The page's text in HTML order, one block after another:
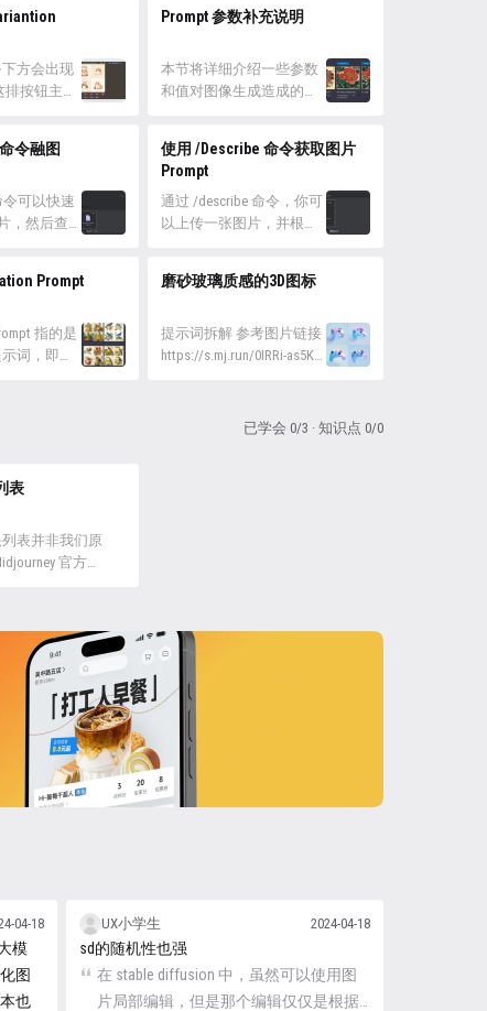
置会放一
以选择
模型的不
...
成图像的命令。 /ask 可在后输
图像结合成一幅，即我们常说的
融图。详情可看 使用 /Blend 命
方会出现
按钮主要
来，并超
体，使用该
为图片
重新
Prompt 参数补充说明
本节将详细介绍一些参数
和值对图像生成造成的影
到。 Quality 质量 --quality
或 --q 参数并不能增加图片
的分辨率，也就是并不会
让图片变得更清晰，它优
为 1 --qualit...
令融图
令可以快速
，然后查
使用
的效果，但
于在移动
使用 /Describe 命令获取图片
Prompt
通过 /describe 命令，你可
以上传一张图片，并根据
有启发性和提示性的
重新生成上载的图像。
/describe 返回上传图像的
Prompt
指的是
词，即用{
你可以使
磨砂玻璃质感的3D图标
提示词拆解 参考图片链接
https://s.mj.run/0IRRi-as5Kc
xbox控制器图标 主体细节
已学会 0/3 · 知识点 0/0
表
表并非我们原
官方社
04-18
模
图
也
Niji Model：Midjourney 和 SpellBrush 之间
的合作大模型，更偏向于二次元动漫和
插图的生成，目前已更新到 V5。
UX小学生 2024-04-18
sd的随机性也强
在 stable diffusion 中，虽然可以使用图
片局部编辑，但是那个编辑仅仅是根据